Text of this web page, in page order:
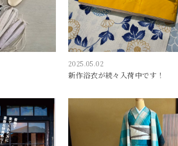
2025.05.02
新作浴衣が続々入荷中です！